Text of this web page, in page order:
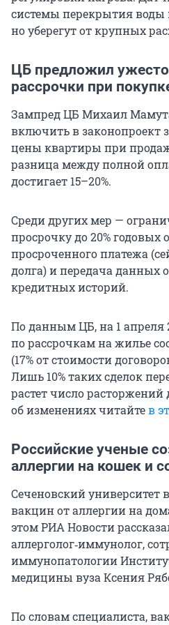
системы перекрытия
но уберегут от крупных
ЦБ предложил
рассрочки при
Зампред ЦБ Михаил
включить в законопроект
цены квартиры при
разница между полной
достигает 15–20%.
Среди других мер —
просрочку до 20% годовых
просроченного платежа
долга) и передача данных
кредитных историй.
По данным ЦБ, на 1 апреля
по рассрочкам на жилье
(17% от стоимости
Лишь 10% таких сделок
растет число расторжений
об изменениях читайтев
Российские ученые
аллергии на кошек и
Сеченовский университет
вакцин от аллергии на
этом РИА Новости
аллерголог‑иммунолог,
иммунопатологии
медицины вуза Ксения
По словам специалиста,